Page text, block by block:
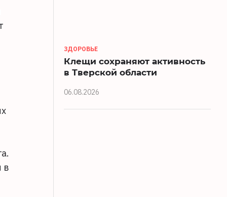
в
ЗДОРОВЬЕ
Клещи сохраняют активность
в Тверской области
06.08.2026